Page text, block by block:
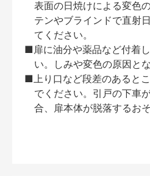
表面の日焼けによる変色
テンやブラインドで直射
てください。
■扉に油分や薬品など付着
い。しみや変色の原因とな
■上り口など段差のあると
でください。引戸の下車
合、扉本体が脱落するお